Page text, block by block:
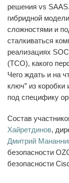
решения vs
гибридной
сложностями и
сталкиваться
реализациях
(TCO), какого
Чего ждать и на
ключ” из коробки
под специфику
Состав
Хайретдинов,
Дмитрий
безопасности
безопасности